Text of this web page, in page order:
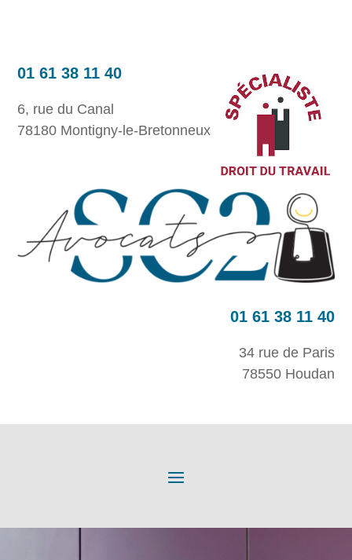
01 61 38 11 40
6, rue du Canal
78180 Montigny-le-Bretonneux
01 61 38 11 40
34 rue de Paris
78550 Houdan